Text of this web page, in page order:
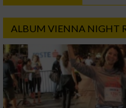
ALBUM VIENNA NIGHT